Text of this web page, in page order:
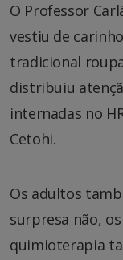
O Professor
vestiu de
tradicional
distribuiu
internadas no
Cetohi.
Os adultos
surpresa não,
quimioterapia